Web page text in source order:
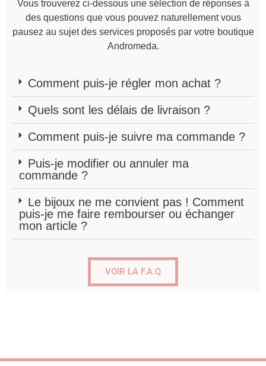
Vous trouverez ci-dessous une sélection de réponses à
des questions que vous pouvez naturellement vous
pausez au sujet des services proposés par votre boutique
Andromeda.
Comment puis-je régler mon achat ?
Quels sont les délais de livraison ?
Comment puis-je suivre ma commande ?
Puis-je modifier ou annuler ma
commande ?
Le bijoux ne me convient pas ! Comment
puis-je me faire rembourser ou échanger
mon article ?
VOIR LA F.A.Q